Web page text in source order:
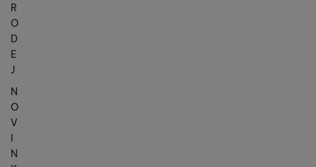
R
O
D
E
J
N
O
V
I
N